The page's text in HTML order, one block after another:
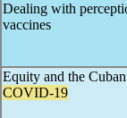
Dealing with
vaccines
Equity and the
COVID-19